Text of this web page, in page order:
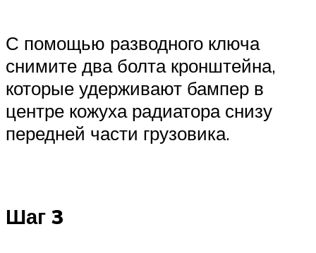
С помощью разводного ключа
снимите два болта кронштейна,
которые удерживают бампер в
центре кожуха радиатора снизу
передней части грузовика.
Шаг 3